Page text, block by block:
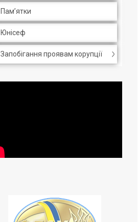
Пам’ятки
Юнісеф
Запобігання проявам корупції